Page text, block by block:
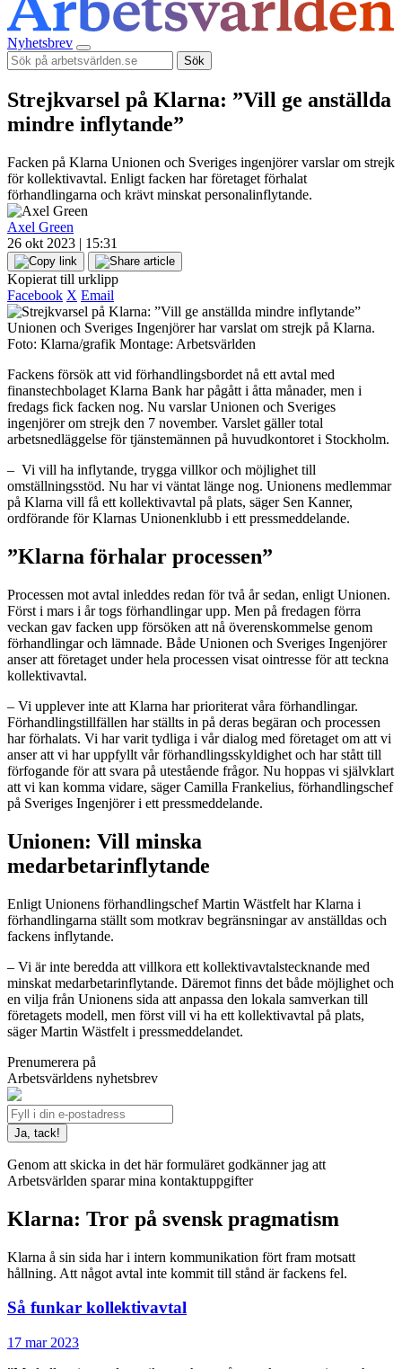
Nyhetsbrev
Sök
Strejkvarsel på Klarna: ”Vill ge anställda
mindre inflytande”
Facken på Klarna Unionen och Sveriges ingenjörer varslar om strejk
för kollektivavtal. Enligt facken har företaget förhalat
förhandlingarna och krävt minskat personalinflytande.
Axel Green
26 okt 2023 | 15:31
Kopierat till urklipp
Facebook X Email
Unionen och Sveriges Ingenjörer har varslat om strejk på Klarna.
Foto: Klarna/grafik Montage: Arbetsvärlden
Fackens försök att vid förhandlingsbordet nå ett avtal med
finanstechbolaget Klarna Bank har pågått i åtta månader, men i
fredags fick facken nog. Nu varslar Unionen och Sveriges
ingenjörer om strejk den 7 november. Varslet gäller total
arbetsnedläggelse för tjänstemännen på huvudkontoret i Stockholm.
– Vi vill ha inflytande, trygga villkor och möjlighet till
omställningsstöd. Nu har vi väntat länge nog. Unionens medlemmar
på Klarna vill få ett kollektivavtal på plats, säger Sen Kanner,
ordförande för Klarnas Unionenklubb i ett pressmeddelande.
”Klarna förhalar processen”
Processen mot avtal inleddes redan för två år sedan, enligt Unionen.
Först i mars i år togs förhandlingar upp. Men på fredagen förra
veckan gav facken upp försöken att nå överenskommelse genom
förhandlingar och lämnade. Både Unionen och Sveriges Ingenjörer
anser att företaget under hela processen visat ointresse för att teckna
kollektivavtal.
– Vi upplever inte att Klarna har prioriterat våra förhandlingar.
Förhandlingstillfällen har ställts in på deras begäran och processen
har förhalats. Vi har varit tydliga i vår dialog med företaget om att vi
anser att vi har uppfyllt vår förhandlingsskyldighet och har stått till
förfogande för att svara på utestående frågor. Nu hoppas vi självklart
att vi kan komma vidare, säger Camilla Frankelius, förhandlingschef
på Sveriges Ingenjörer i ett pressmeddelande.
Unionen: Vill minska
medarbetarinflytande
Enligt Unionens förhandlingschef Martin Wästfelt har Klarna i
förhandlingarna ställt som motkrav begränsningar av anställdas och
fackens inflytande.
– Vi är inte beredda att villkora ett kollektivavtalstecknande med
minskat medarbetarinflytande. Däremot finns det både möjlighet och
en vilja från Unionens sida att anpassa den lokala samverkan till
företagets modell, men först vill vi ha ett kollektivavtal på plats,
säger Martin Wästfelt i pressmeddelandet.
Prenumerera på
Arbetsvärldens nyhetsbrev
Genom att skicka in det här formuläret godkänner jag att
Arbetsvärlden sparar mina kontaktuppgifter
Klarna: Tror på svensk pragmatism
Klarna å sin sida har i intern kommunikation fört fram motsatt
hållning. Att något avtal inte kommit till stånd är fackens fel.
Så funkar kollektivavtal
17 mar 2023